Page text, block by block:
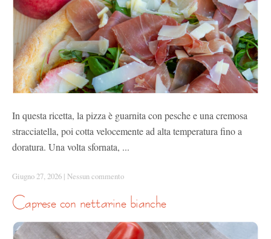
In questa ricetta, la pizza è guarnita con pesche e una cremosa
stracciatella, poi cotta velocemente ad alta temperatura fino a
doratura. Una volta sfornata, ...
Giugno 27, 2026 | Nessun commento
caprese con nettarine bianche